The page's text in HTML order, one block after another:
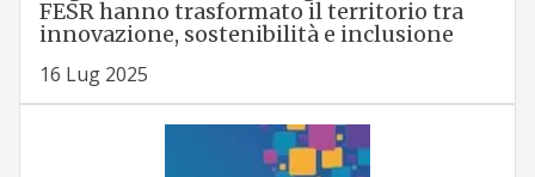
FESR hanno trasformato il territorio tra
innovazione, sostenibilità e inclusione
16 Lug 2025